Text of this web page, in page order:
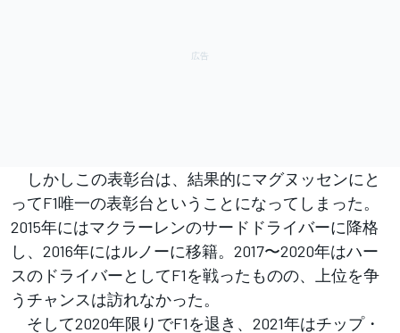
しかしこの表彰台は、結果的にマグヌッセンにと
ってF1唯一の表彰台ということになってしまった。
2015年にはマクラーレンのサードドライバーに降格
し、2016年にはルノーに移籍。2017〜2020年はハー
スのドライバーとしてF1を戦ったものの、上位を争
うチャンスは訪れなかった。
そして2020年限りでF1を退き、2021年はチップ・